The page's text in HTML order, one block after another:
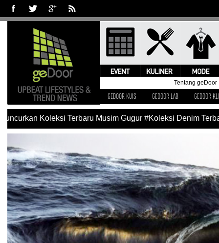
Tentang geDoor
GEDOOR KUIS GEDOOR LAB GEDOOR
Koleksi Terbaru Musim Gugur #Koleksi Denim